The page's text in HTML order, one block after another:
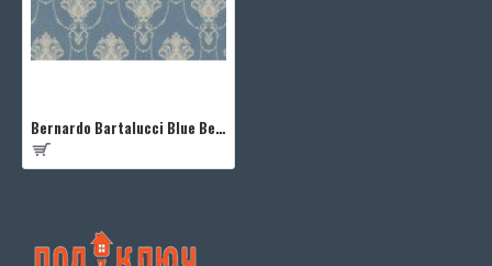
Bernardo Bartalucci Blue Beatrice 5016-6